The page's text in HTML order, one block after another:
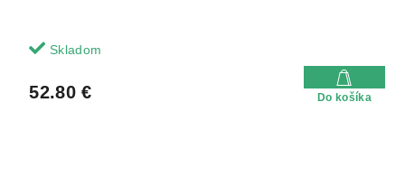
Skladom
52.80 € Do košíka